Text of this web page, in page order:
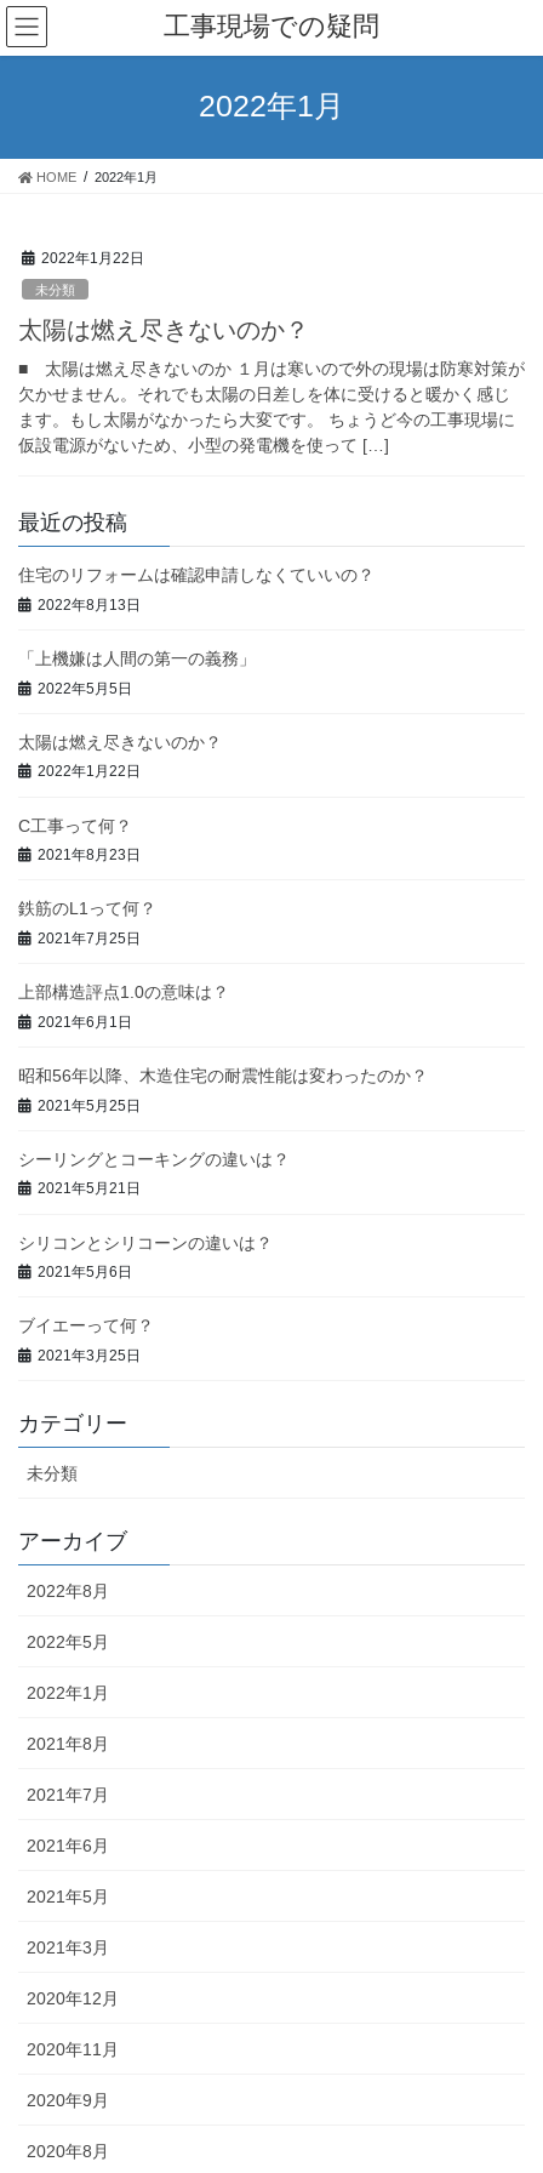
コ
ン
テ
ス
ナ
ビ
ゲ
ン
工事現場での疑問
2022年1月
HOME 2022年1月
2022年1月22日
未分類
太陽は燃え尽きないのか？
■ 太陽は燃え尽きないのか １月は寒いので外の現場は防寒対策が
欠かせません。それでも太陽の日差しを体に受けると暖かく感じ
ます。もし太陽がなかったら大変です。 ちょうど今の工事現場に
仮設電源がないため、小型の発電機を使って […]
最近の投稿
住宅のリフォームは確認申請しなくていいの？
2022年8月13日
「上機嫌は人間の第一の義務」
2022年5月5日
太陽は燃え尽きないのか？
2022年1月22日
C工事って何？
2021年8月23日
鉄筋のL1って何？
2021年7月25日
上部構造評点1.0の意味は？
2021年6月1日
昭和56年以降、木造住宅の耐震性能は変わったのか？
2021年5月25日
シーリングとコーキングの違いは？
2021年5月21日
シリコンとシリコーンの違いは？
2021年5月6日
ブイエーって何？
2021年3月25日
カテゴリー
未分類
アーカイブ
2022年8月
2022年5月
2022年1月
2021年8月
2021年7月
2021年6月
2021年5月
2021年3月
2020年12月
2020年11月
2020年9月
2020年8月